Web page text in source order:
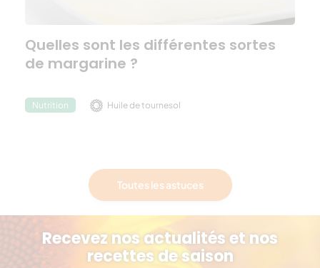
Quelles sont les différentes sortes
de margarine ?
Nutrition Huile de tournesol
Toutes les astuces
Recevez nos actualités et nos
recettes de saison